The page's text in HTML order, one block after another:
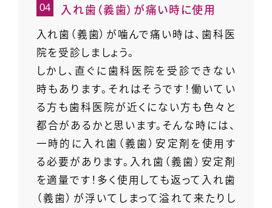
入れ歯（義歯）が痛い時に使用
入れ歯（義歯）が噛んで痛い時は、歯科医
院を受診しましょう。
しかし、直ぐに歯科医院を受診できない
時もあります。それはそうです！働いてい
る方も歯科医院が近くにない方も色々と
都合があるかと思います。そんな時には、
一時的に入れ歯（義歯）安定剤を使用す
る必要があります。入れ歯（義歯）安定剤
を適量です！多く使用しても返って入れ歯
（義歯）が浮いてしまって溢れて来たりし